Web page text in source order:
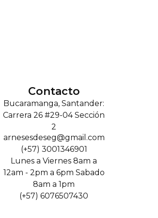
Contacto
Bucaramanga, Santander:
Carrera 26 #29-04 Sección
2
arnesesdeseg@gmail.com
(+57) 3001346901
Lunes a Viernes 8am a
12am - 2pm a 6pm Sabado
8am a 1pm
(+57) 6076507430